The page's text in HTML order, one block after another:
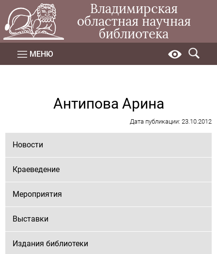
Владимирская
областная научная
библиотека
МЕНЮ
Антипова Арина
Дата публикации: 23.10.2012
Новости
Краеведение
Мероприятия
Выставки
Издания библиотеки